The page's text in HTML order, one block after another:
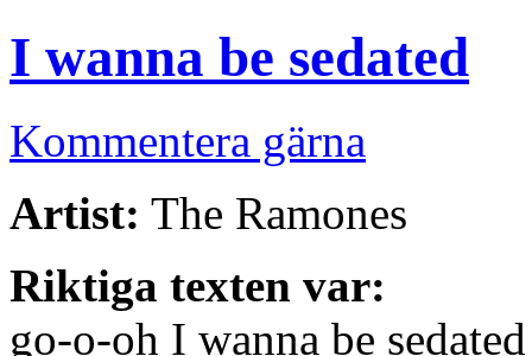
I wanna be sedated
Kommentera gärna
Artist: The Ramones
Riktiga texten var:
go-o-oh I wanna be sedated